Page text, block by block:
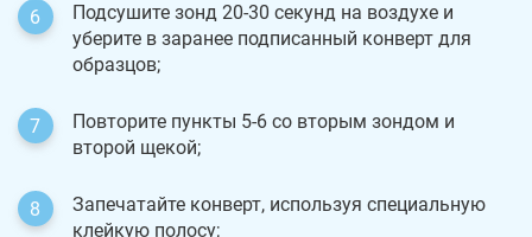
Подсушите зонд 20-30 секунд на воздухе и
уберите в заранее подписанный конверт для
образцов;
Повторите пункты 5-6 со вторым зондом и
второй щекой;
Запечатайте конверт, используя специальную
клейкую полосу;